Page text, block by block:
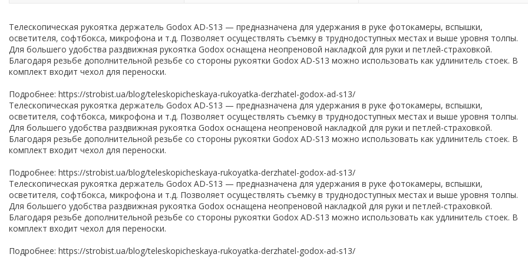
Телескопическая рукоятка держатель Godox AD-S13 — предназначена для удержания в руке фотокамеры, вспышки,
осветителя, софтбокса, микрофона и т.д. Позволяет осуществлять съемку в труднодоступных местах и выше уровня толпы.
Для большего удобства раздвижная рукоятка Godox оснащена неопреновой накладкой для руки и петлей-страховкой.
Благодаря резьбе дополнительной резьбе со стороны рукоятки Godox AD-S13 можно использовать как удлинитель стоек. В
комплект входит чехол для переноски.
Подробнее: https://strobist.ua/blog/teleskopicheskaya-rukoyatka-derzhatel-godox-ad-s13/
Телескопическая рукоятка держатель Godox AD-S13 — предназначена для удержания в руке фотокамеры, вспышки,
осветителя, софтбокса, микрофона и т.д. Позволяет осуществлять съемку в труднодоступных местах и выше уровня толпы.
Для большего удобства раздвижная рукоятка Godox оснащена неопреновой накладкой для руки и петлей-страховкой.
Благодаря резьбе дополнительной резьбе со стороны рукоятки Godox AD-S13 можно использовать как удлинитель стоек. В
комплект входит чехол для переноски.
Подробнее: https://strobist.ua/blog/teleskopicheskaya-rukoyatka-derzhatel-godox-ad-s13/
Телескопическая рукоятка держатель Godox AD-S13 — предназначена для удержания в руке фотокамеры, вспышки,
осветителя, софтбокса, микрофона и т.д. Позволяет осуществлять съемку в труднодоступных местах и выше уровня толпы.
Для большего удобства раздвижная рукоятка Godox оснащена неопреновой накладкой для руки и петлей-страховкой.
Благодаря резьбе дополнительной резьбе со стороны рукоятки Godox AD-S13 можно использовать как удлинитель стоек. В
комплект входит чехол для переноски.
Подробнее: https://strobist.ua/blog/teleskopicheskaya-rukoyatka-derzhatel-godox-ad-s13/